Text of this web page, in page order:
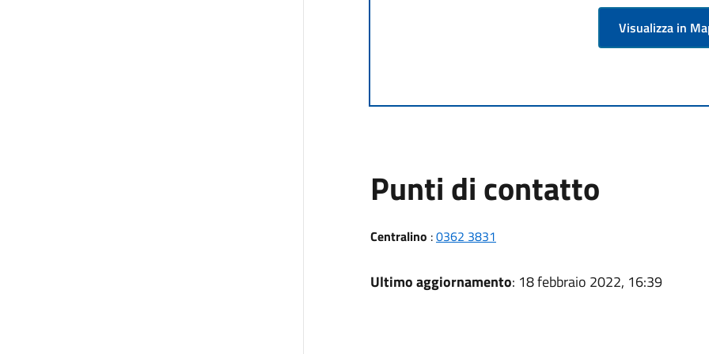
Visualizza in
Punti di contatto
Centralino :0362 3831
Ultimo aggiornamento: 18 febbraio 2022, 16:39